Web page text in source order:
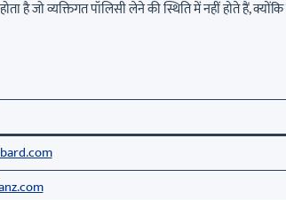
है जो व्यक्तिगत पॉलिसी लेने की स्थिति में नहीं होते हैं,